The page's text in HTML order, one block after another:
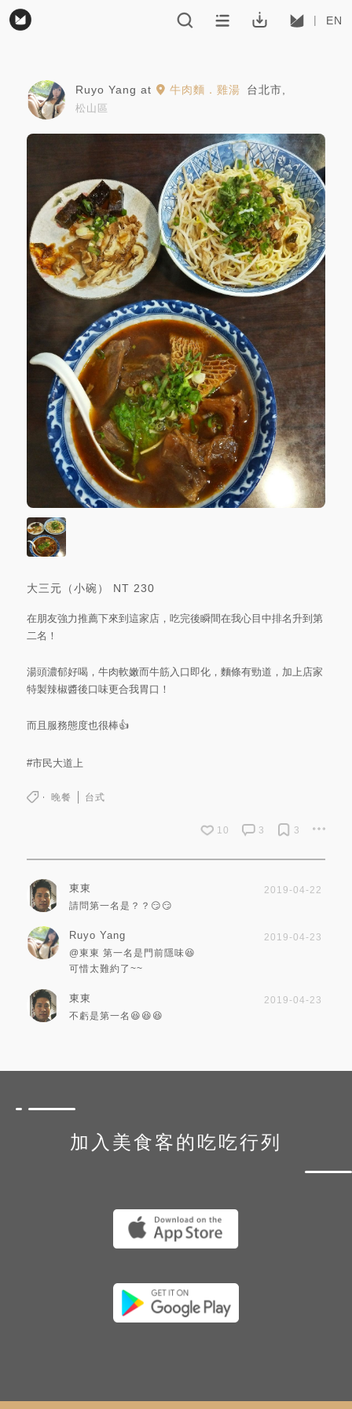
EN
Ruyo Yang at 牛肉麵．雞湯 台北市
松山區
大三元（小碗） NT 230
在朋友強力推薦下來到這家店，吃完後瞬間在我心目中排名升到第
二名！
湯頭濃郁好喝，牛肉軟嫩而牛筋入口即化，麵條有勁道，加上店家
特製辣椒醬後口味更合我胃口！
而且服務態度也很棒👍
#市民大道上
晚餐 台式
10 3 3
東東
2019-04-22
請問第一名是？？😏😏
Ruyo Yang
2019-04-23
@東東 第一名是門前隱味😆
可惜太難約了~~
東東
2019-04-23
不虧是第一名😆😆😆
加入美食客的吃吃行列